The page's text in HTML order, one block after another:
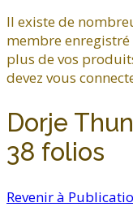
Il existe de
membre
plus de vos
devez vous
Dorje
38 folios
Revenir à